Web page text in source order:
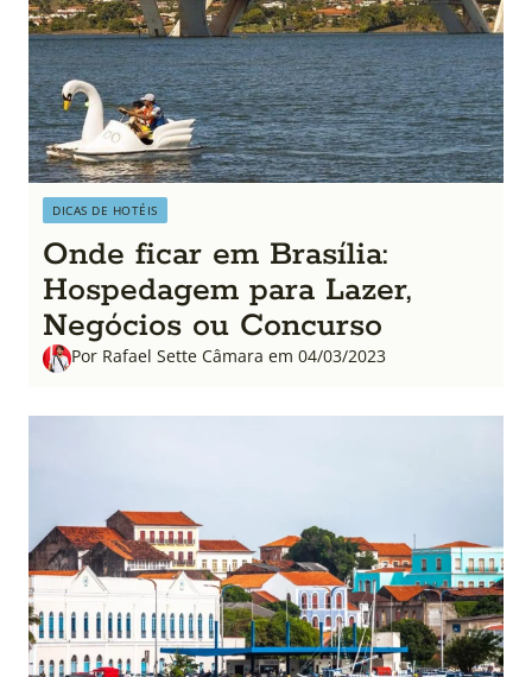
DICAS DE HOTÉIS
Onde ficar em Brasília:
Hospedagem para Lazer,
Negócios ou Concurso
Por Rafael Sette Câmara em 04/03/2023